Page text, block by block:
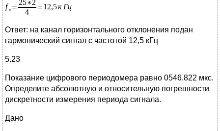
Ответ: на канал горизонтального отклонения подан
гармонический сигнал с частотой 12,5 кГц
5.23
Показание цифрового периодомера равно 0546.822 мкс.
Определите абсолютную и относительную погрешности
дискретности измерения периода сигнала.
Дано